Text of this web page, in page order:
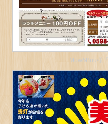
Mow&Buu様